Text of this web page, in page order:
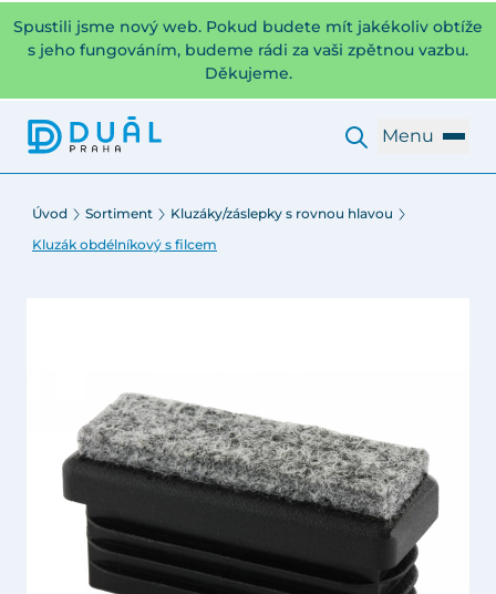
Spustili jsme nový web. Pokud budete mít jakékoliv obtíže
s jeho fungováním, budeme rádi za vaši zpětnou vazbu.
Děkujeme.
Menu
Úvod Sortiment
Kluzáky/záslepky s rovnou hlavou
Kluzák obdélníkový s filcem